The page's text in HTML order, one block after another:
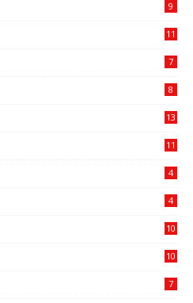
9
11
7
8
13
11
4
4
10
10
7